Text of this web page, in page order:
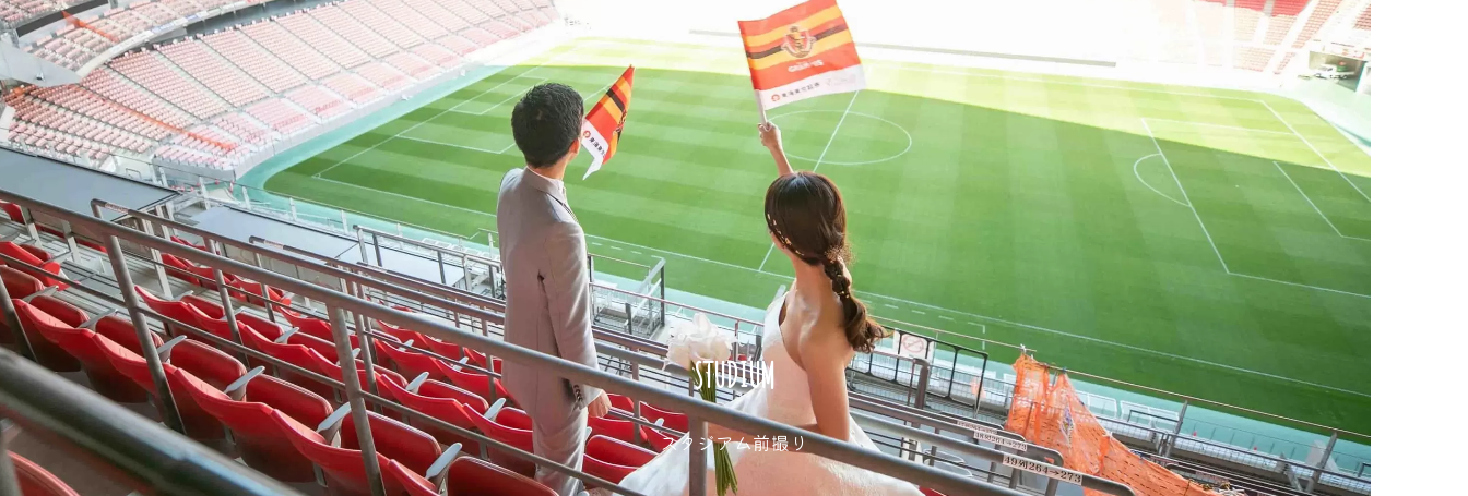
STUDIUM
スタジアム前撮り